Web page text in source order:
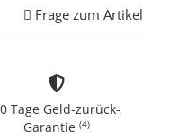
Frage zum Artikel
Tage Geld-zurück-
Garantie (4)